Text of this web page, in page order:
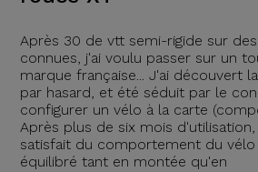
Après 30 de vtt semi-rigide sur
connues, j'ai voulu passer sur un
marque française... J'ai découvert
par hasard, et été séduit par le
configurer un vélo à la carte
Après plus de six mois
satisfait du comportement du vélo
équilibré tant en montée qu'en